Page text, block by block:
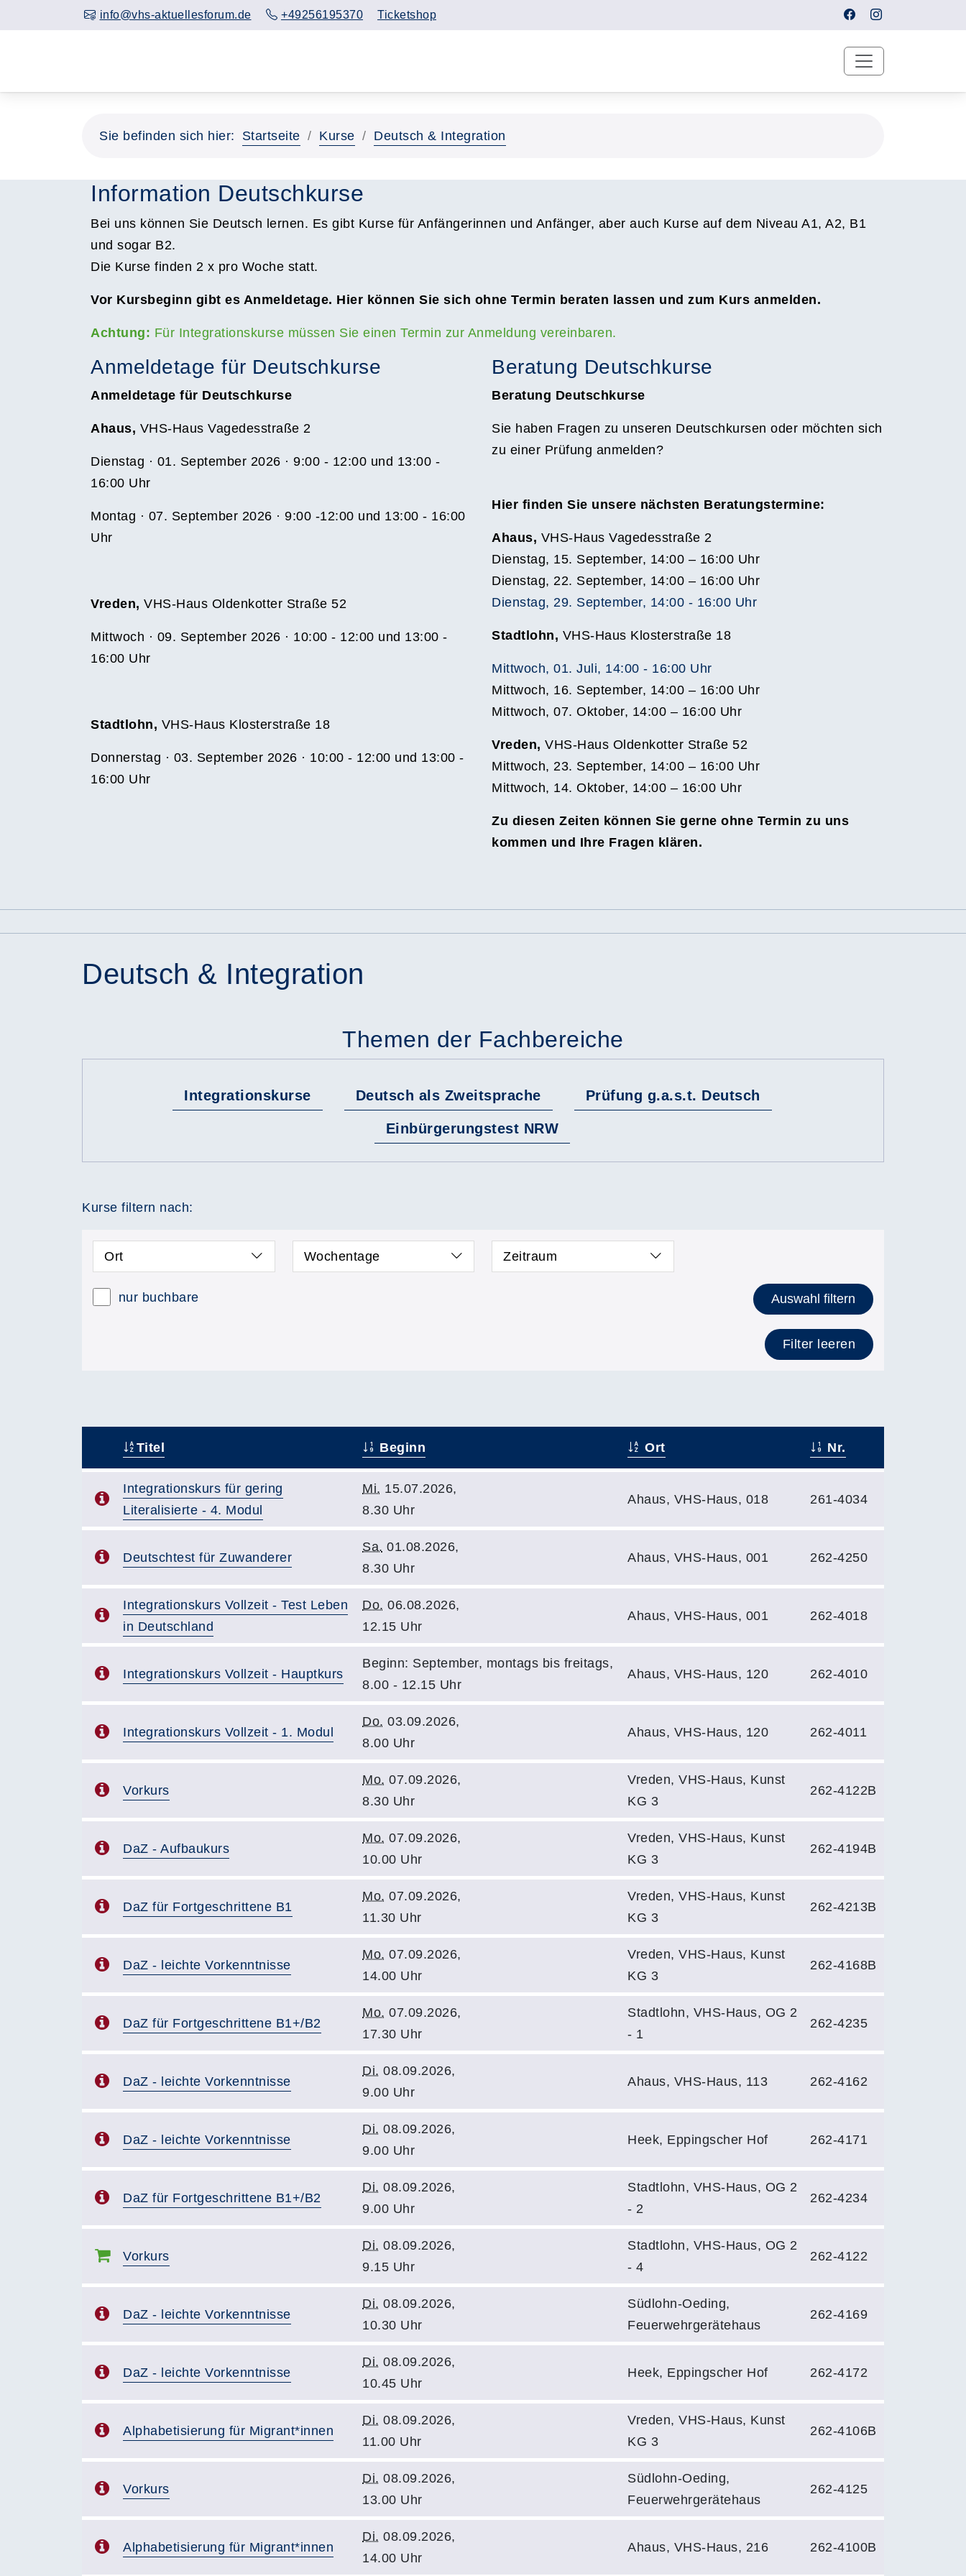
info@vhs-aktuellesforum.de +49256195370 Ticketshop
Sie befinden sich hier: Startseite Kurse Deutsch & Integration
Information Deutschkurse
Bei uns können Sie Deutsch lernen. Es gibt Kurse für Anfängerinnen und Anfänger, aber auch Kurse auf dem Niveau A1, A2, B1
und sogar B2.
Die Kurse finden 2 x pro Woche statt.
Vor Kursbeginn gibt es Anmeldetage. Hier können Sie sich ohne Termin beraten lassen und zum Kurs anmelden.
Achtung: Für Integrationskurse müssen Sie einen Termin zur Anmeldung vereinbaren.
Anmeldetage für Deutschkurse
Anmeldetage für Deutschkurse
Ahaus, VHS-Haus Vagedesstraße 2
Dienstag · 01. September 2026 · 9:00 - 12:00 und 13:00 -
16:00 Uhr
Montag · 07. September 2026 · 9:00 -12:00 und 13:00 - 16:00
Uhr
Vreden, VHS-Haus Oldenkotter Straße 52
Mittwoch · 09. September 2026 · 10:00 - 12:00 und 13:00 -
16:00 Uhr
Stadtlohn, VHS-Haus Klosterstraße 18
Donnerstag · 03. September 2026 · 10:00 - 12:00 und 13:00 -
16:00 Uhr
Beratung Deutschkurse
Beratung Deutschkurse
Sie haben Fragen zu unseren Deutschkursen oder möchten sich
zu einer Prüfung anmelden?
Hier finden Sie unsere nächsten Beratungstermine:
Ahaus, VHS-Haus Vagedesstraße 2
Dienstag, 15. September, 14:00 – 16:00 Uhr
Dienstag, 22. September, 14:00 – 16:00 Uhr
Dienstag, 29. September, 14:00 - 16:00 Uhr
Stadtlohn, VHS-Haus Klosterstraße 18
Mittwoch, 01. Juli, 14:00 - 16:00 Uhr
Mittwoch, 16. September, 14:00 – 16:00 Uhr
Mittwoch, 07. Oktober, 14:00 – 16:00 Uhr
Vreden, VHS-Haus Oldenkotter Straße 52
Mittwoch, 23. September, 14:00 – 16:00 Uhr
Mittwoch, 14. Oktober, 14:00 – 16:00 Uhr
Zu diesen Zeiten können Sie gerne ohne Termin zu uns
kommen und Ihre Fragen klären.
Deutsch & Integration
Themen der Fachbereiche
Integrationskurse Deutsch als Zweitsprache Prüfung g.a.s.t. Deutsch
Einbürgerungstest NRW
Kurse filtern nach:
Ort Wochentage Zeitraum
nur buchbare Auswahl filtern
Filter leeren
Titel Beginn Ort Nr.
Integrationskurs für gering
Literalisierte - 4. Modul
Mi. 15.07.2026,
8.30 Uhr
Ahaus, VHS-Haus, 018 261-4034
Deutschtest für Zuwanderer
Sa. 01.08.2026,
8.30 Uhr
Ahaus, VHS-Haus, 001 262-4250
Integrationskurs Vollzeit - Test Leben
in Deutschland
Do. 06.08.2026,
12.15 Uhr
Ahaus, VHS-Haus, 001 262-4018
Integrationskurs Vollzeit - Hauptkurs
Beginn: September, montags bis freitags,
8.00 - 12.15 Uhr
Ahaus, VHS-Haus, 120 262-4010
Integrationskurs Vollzeit - 1. Modul
Do. 03.09.2026,
8.00 Uhr
Ahaus, VHS-Haus, 120 262-4011
Vorkurs
Mo. 07.09.2026,
8.30 Uhr
Vreden, VHS-Haus, Kunst
KG 3
262-4122B
DaZ - Aufbaukurs
Mo. 07.09.2026,
10.00 Uhr
Vreden, VHS-Haus, Kunst
KG 3
262-4194B
DaZ für Fortgeschrittene B1
Mo. 07.09.2026,
11.30 Uhr
Vreden, VHS-Haus, Kunst
KG 3
262-4213B
DaZ - leichte Vorkenntnisse
Mo. 07.09.2026,
14.00 Uhr
Vreden, VHS-Haus, Kunst
KG 3
262-4168B
DaZ für Fortgeschrittene B1+/B2
Mo. 07.09.2026,
17.30 Uhr
Stadtlohn, VHS-Haus, OG 2
- 1
262-4235
DaZ - leichte Vorkenntnisse
Di. 08.09.2026,
9.00 Uhr
Ahaus, VHS-Haus, 113 262-4162
DaZ - leichte Vorkenntnisse
Di. 08.09.2026,
9.00 Uhr
Heek, Eppingscher Hof 262-4171
DaZ für Fortgeschrittene B1+/B2
Di. 08.09.2026,
9.00 Uhr
Stadtlohn, VHS-Haus, OG 2
- 2
262-4234
Vorkurs
Di. 08.09.2026,
9.15 Uhr
Stadtlohn, VHS-Haus, OG 2
- 4
262-4122
DaZ - leichte Vorkenntnisse
Di. 08.09.2026,
10.30 Uhr
Südlohn-Oeding,
Feuerwehrgerätehaus
262-4169
DaZ - leichte Vorkenntnisse
Di. 08.09.2026,
10.45 Uhr
Heek, Eppingscher Hof 262-4172
Alphabetisierung für Migrant*innen
Di. 08.09.2026,
11.00 Uhr
Vreden, VHS-Haus, Kunst
KG 3
262-4106B
Vorkurs
Di. 08.09.2026,
13.00 Uhr
Südlohn-Oeding,
Feuerwehrgerätehaus
262-4125
Alphabetisierung für Migrant*innen
Di. 08.09.2026,
14.00 Uhr
Ahaus, VHS-Haus, 216 262-4100B